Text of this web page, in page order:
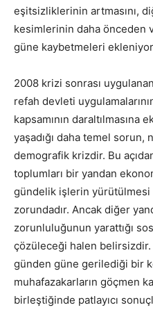
eşitsizliklerinin artmasını,
kesimlerinin daha önceden
güne kaybetmeleri
2008 krizi sonrası
refah devleti
kapsamının daraltılmasına
yaşadığı daha temel sorun,
demografik krizdir. Bu
toplumları bir yandan
gündelik işlerin
zorundadır. Ancak diğer
zorunluluğunun yarattığı
çözüleceği halen belirsizdir.
günden güne gerilediği bir
muhafazakarların göçmen
birleştiğinde patlayıcı